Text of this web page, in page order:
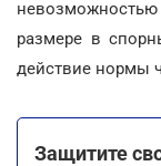
размере в
действие нормы
Защитите